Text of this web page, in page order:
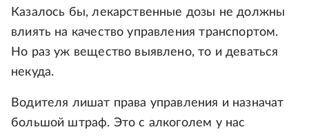
Казалось бы, лекарственные дозы не должны
влиять на качество управления транспортом.
Но раз уж вещество выявлено, то и деваться
некуда.
Водителя лишат права управления и назначат
большой штраф. Это с алкоголем у нас